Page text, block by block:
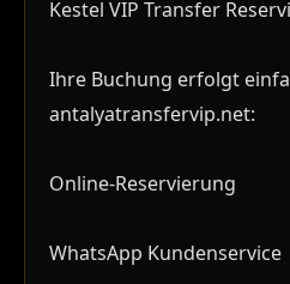
Kestel VIP Transfer
Ihre Buchung erfolgt
antalyatransfervip.net:
Online-Reservierung
WhatsApp Kundenservice